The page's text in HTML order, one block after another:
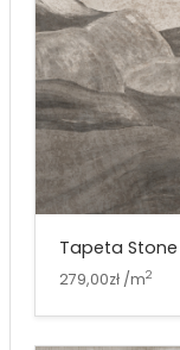
Tapeta Stone
279,00zł /m2